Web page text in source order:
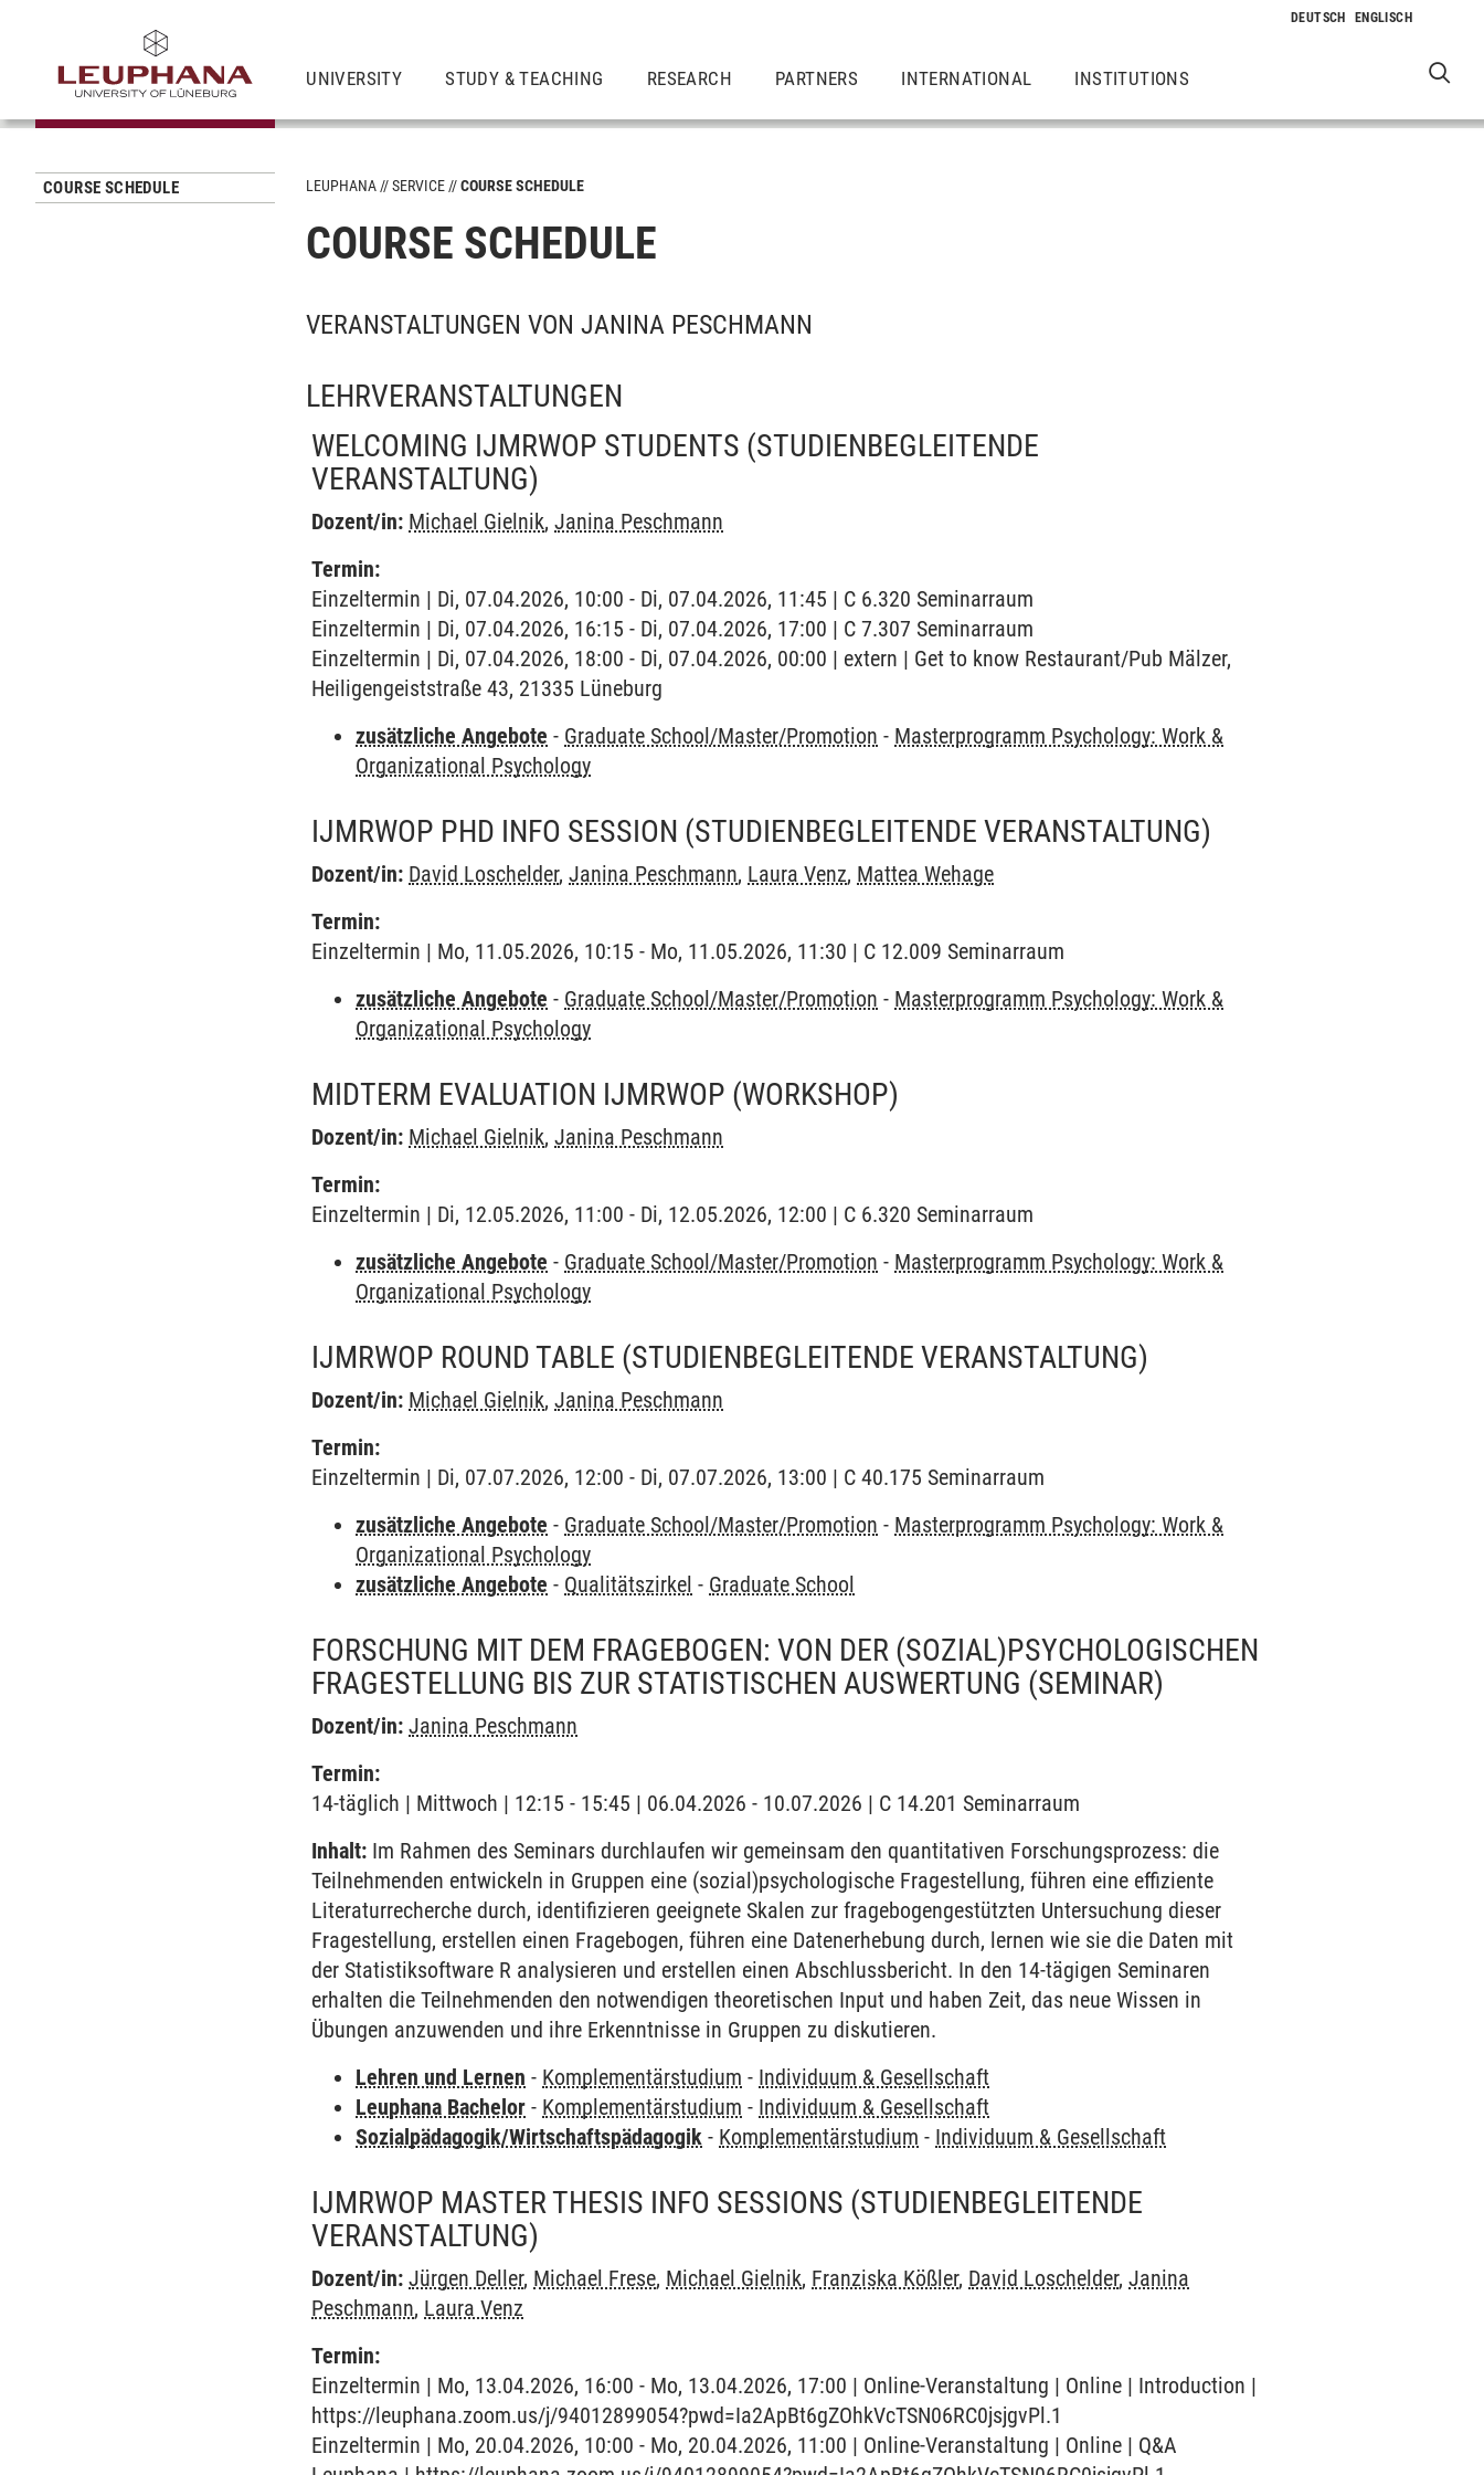
UNIVERSITY STUDY & TEACHING RESEARCH PARTNERS INTERNATIONAL INSTITUTIONS
COURSE SCHEDULE LEUPHANA SERVICE COURSE SCHEDULE
COURSE SCHEDULE
VERANSTALTUNGEN VON JANINA PESCHMANN
LEHRVERANSTALTUNGEN
WELCOMING IJMRWOP STUDENTS (STUDIENBEGLEITENDE
VERANSTALTUNG)
Dozent/in: Michael Gielnik,Janina Peschmann
Termin:
Einzeltermin | Di, 07.04.2026, 10:00 - Di, 07.04.2026, 11:45 | C 6.320 Seminarraum
Einzeltermin | Di, 07.04.2026, 16:15 - Di, 07.04.2026, 17:00 | C 7.307 Seminarraum
Einzeltermin | Di, 07.04.2026, 18:00 - Di, 07.04.2026, 00:00 | extern | Get to know Restaurant/Pub Mälzer,
Heiligengeiststraße 43, 21335 Lüneburg
zusätzliche Angebote - Graduate School/Master/Promotion - Masterprogramm Psychology: Work &
Organizational Psychology
IJMRWOP PHD INFO SESSION (STUDIENBEGLEITENDE VERANSTALTUNG)
Dozent/in: David Loschelder,Janina Peschmann, Laura Venz, Mattea Wehage
Termin:
Einzeltermin | Mo, 11.05.2026, 10:15 - Mo, 11.05.2026, 11:30 | C 12.009 Seminarraum
zusätzliche Angebote - Graduate School/Master/Promotion - Masterprogramm Psychology: Work &
Organizational Psychology
MIDTERM EVALUATION IJMRWOP (WORKSHOP)
Dozent/in: Michael Gielnik,Janina Peschmann
Termin:
Einzeltermin | Di, 12.05.2026, 11:00 - Di, 12.05.2026, 12:00 | C 6.320 Seminarraum
zusätzliche Angebote - Graduate School/Master/Promotion - Masterprogramm Psychology: Work &
Organizational Psychology
IJMRWOP ROUND TABLE (STUDIENBEGLEITENDE VERANSTALTUNG)
Dozent/in: Michael Gielnik,Janina Peschmann
Termin:
Einzeltermin | Di, 07.07.2026, 12:00 - Di, 07.07.2026, 13:00 | C 40.175 Seminarraum
zusätzliche Angebote - Graduate School/Master/Promotion - Masterprogramm Psychology: Work &
Organizational Psychology
zusätzliche Angebote - Qualitätszirkel - Graduate School
FORSCHUNG MIT DEM FRAGEBOGEN: VON DER (SOZIAL)PSYCHOLOGISCHEN
FRAGESTELLUNG BIS ZUR STATISTISCHEN AUSWERTUNG (SEMINAR)
Dozent/in: Janina Peschmann
Termin:
14-täglich | Mittwoch | 12:15 - 15:45 | 06.04.2026 - 10.07.2026 | C 14.201 Seminarraum
Inhalt: Im Rahmen des Seminars durchlaufen wir gemeinsam den quantitativen Forschungsprozess: die
Teilnehmenden entwickeln in Gruppen eine (sozial)psychologische Fragestellung, führen eine effiziente
Literaturrecherche durch, identifizieren geeignete Skalen zur fragebogengestützten Untersuchung dieser
Fragestellung, erstellen einen Fragebogen, führen eine Datenerhebung durch, lernen wie sie die Daten mit
der Statistiksoftware R analysieren und erstellen einen Abschlussbericht. In den 14-tägigen Seminaren
erhalten die Teilnehmenden den notwendigen theoretischen Input und haben Zeit, das neue Wissen in
Übungen anzuwenden und ihre Erkenntnisse in Gruppen zu diskutieren.
Lehren und Lernen - Komplementärstudium - Individuum & Gesellschaft
Leuphana Bachelor - Komplementärstudium - Individuum & Gesellschaft
Sozialpädagogik/Wirtschaftspädagogik - Komplementärstudium - Individuum & Gesellschaft
IJMRWOP MASTER THESIS INFO SESSIONS (STUDIENBEGLEITENDE
VERANSTALTUNG)
Dozent/in: Jürgen Deller, Michael Frese, Michael Gielnik, Franziska Kößler, David Loschelder,Janina
Peschmann, Laura Venz
Termin:
Einzeltermin | Mo, 13.04.2026, 16:00 - Mo, 13.04.2026, 17:00 | Online-Veranstaltung | Online | Introduction |
https://leuphana.zoom.us/j/94012899054?pwd=Ia2ApBt6gZOhkVcTSN06RC0jsjgvPl.1
Einzeltermin | Mo, 20.04.2026, 10:00 - Mo, 20.04.2026, 11:00 | Online-Veranstaltung | Online | Q&A